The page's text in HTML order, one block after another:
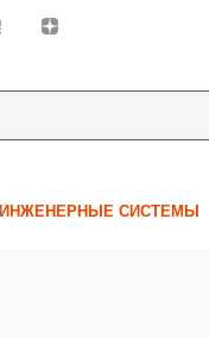
ИНЖЕНЕРНЫЕ СИСТЕМЫ